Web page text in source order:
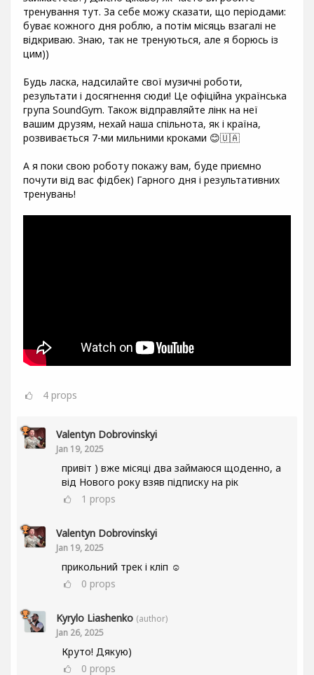
тренування тут. За себе можу сказати, що періодами:
буває кожного дня роблю, а потім місяць взагалі не
відкриваю. Знаю, так не тренуються, але я борюсь із
цим))
Будь ласка, надсилайте свої музичні роботи,
результати і досягнення сюди! Це офіційна українська
група SoundGym. Також відправляйте лінк на неї
вашим друзям, нехай наша спільнота, як і країна,
розвивається 7-ми мильними кроками 😊🇺🇦
А я поки свою роботу покажу вам, буде приємно
почути від вас фідбек) Гарного дня і результативних
тренувань!
4 props
Valentyn Dobrovinskyi
Jan 19, 2025
привіт ) вже місяці два займаюся щоденно, а
від Нового року взяв підписку на рік
1 props
Valentyn Dobrovinskyi
Jan 19, 2025
прикольний трек і кліп ☺
0 props
Kyrylo Liashenko (author)
Jan 26, 2025
Круто! Дякую)
0 props